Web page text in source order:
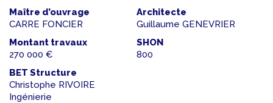
Maître d’ouvrage
CARRE FONCIER
Architecte
Guillaume GENEVRIER
Montant travaux
270 000 €
SHON
800
BET Structure
Christophe RIVOIRE
Ingénierie